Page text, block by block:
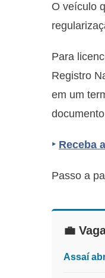
O veículo
Para
Registro
em um
‣ Receba
Passo a
💼
Assaí